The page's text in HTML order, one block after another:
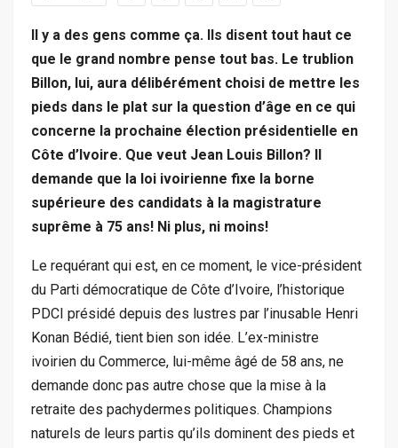
Il y a des gens comme ça. Ils disent tout haut ce
que le grand nombre pense tout bas. Le trublion
Billon, lui, aura délibérément choisi de mettre les
pieds dans le plat sur la question d’âge en ce qui
concerne la prochaine élection présidentielle en
Côte d’Ivoire. Que veut Jean Louis Billon? Il
demande que la loi ivoirienne fixe la borne
supérieure des candidats à la magistrature
suprême à 75 ans! Ni plus, ni moins!
Le requérant qui est, en ce moment, le vice-président
du Parti démocratique de Côte d’Ivoire, l’historique
PDCI présidé depuis des lustres par l’inusable Henri
Konan Bédié, tient bien son idée. L’ex-ministre
ivoirien du Commerce, lui-même âgé de 58 ans, ne
demande donc pas autre chose que la mise à la
retraite des pachydermes politiques. Champions
naturels de leurs partis qu’ils dominent des pieds et